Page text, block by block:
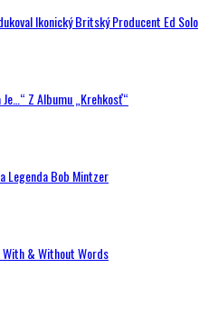
Ikonický Britský Producent Ed Solo
Z Albumu „Krehkosť“
Legenda Bob Mintzer
With & Without Words